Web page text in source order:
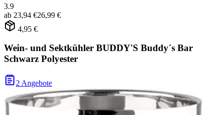
3.9
ab 23,94 €26,99 €
4,95 €
Wein- und Sektkühler BUDDY'S Buddy´s Bar
Schwarz Polyester
2 Angebote